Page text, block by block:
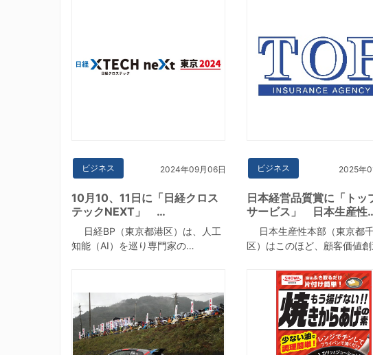
ビジネス 2024年09月06日
10月10、11日に「日経クロス
テックNEXT」 …
日経BP（東京都港区）は、人工
知能（AI）を巡り専門家の…
ビジネス 2025年
日本経営品質賞に「トッ
サービス」 日本生産性
日本生産性本部（東京都
区）はこのほど、顧客価値